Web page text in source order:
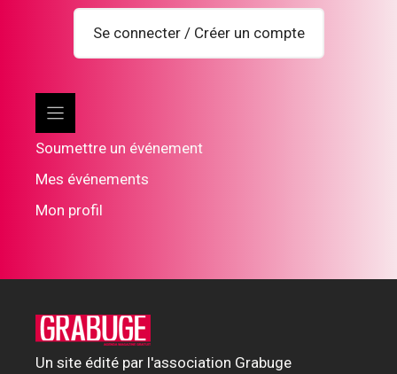
Se connecter / Créer un compte
Soumettre un événement
Mes événements
Mon profil
Un site édité par l'association Grabuge